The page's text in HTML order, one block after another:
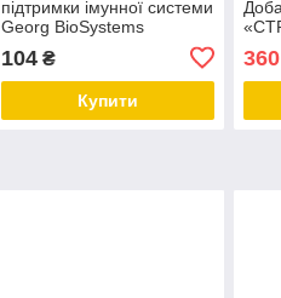
підтримки імунної системи
Georg BioSystems
104₴
Купити
360